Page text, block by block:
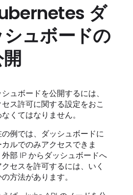
ダ
シュボードの
シュボードを公開するには、
セス許可に関する設定をおこ
くてはなりません。
の例では、ダッシュボードに
カルでのみアクセスできま
外部 IP からダッシュボードへ
セスを許可するには、いく
方法があります。